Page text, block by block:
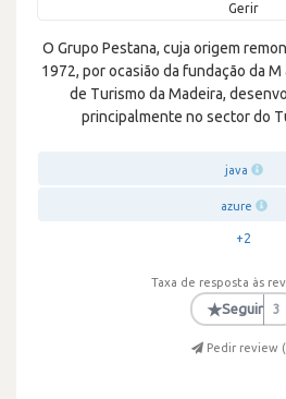
Gerir
O Grupo Pestana, cuja origem
1972, por ocasião da fundação da
de Turismo da Madeira,
principalmente no sector do
java
azure
+2
Taxa de resposta às
★Seguir 3
Pedir review (